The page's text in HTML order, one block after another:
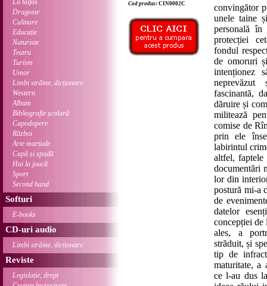
La taifas
Dragoste
Culinare
Educație
Naturiste
Teatru
Turism
Umor
Limbi străine, dicționare
Western
Album
Bibliografie școlară
Capodopere
Război
Arte marțiale
Capă și spadă
Hai la joacă
Sport
Second hand
Softuri
E-books
CD-uri audio
Limbi străine, dicționare
Reviste
Legislație, drept
Cod produs: CIN0002C
convingător
unele taine
personală
protecției
fondul
de omoruri
intenționez
neprevăzut
fascinantă,
dăruire și
militează
comise de
prin ele
labirintul
altfel, faptele
documentări
lor din
postură mi-a
de
datelor
concepției de
ales, a
străduit, și
tip de
maturitate, a
ce l-au dus